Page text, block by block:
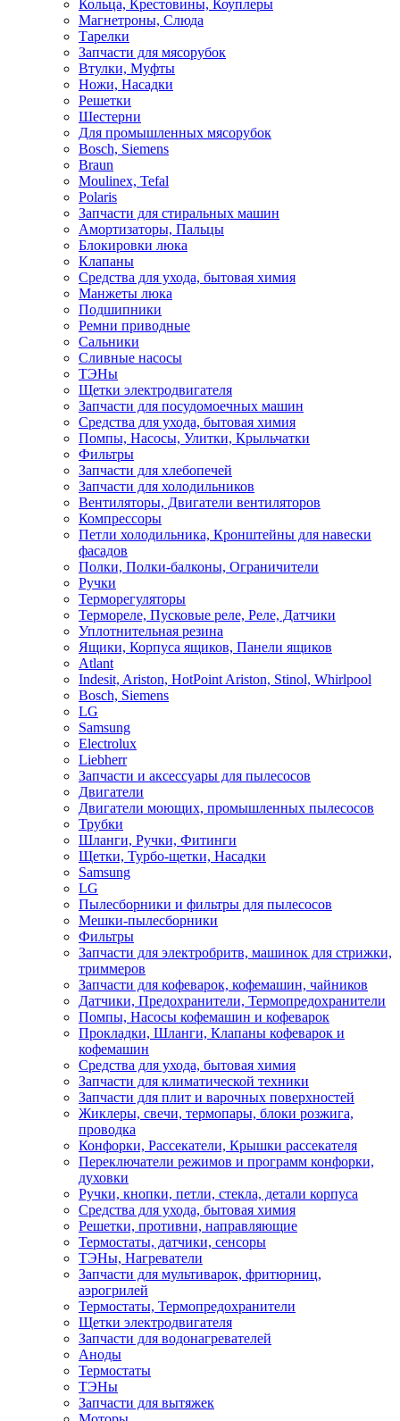
Кольца, Крестовины, Коуплеры
Магнетроны, Слюда
Тарелки
Запчасти для мясорубок
Втулки, Муфты
Ножи, Насадки
Решетки
Шестерни
Для промышленных мясорубок
Bosch, Siemens
Braun
Moulinex, Tefal
Polaris
Запчасти для стиральных машин
Амортизаторы, Пальцы
Блокировки люка
Клапаны
Средства для ухода, бытовая химия
Манжеты люка
Подшипники
Ремни приводные
Сальники
Сливные насосы
ТЭНы
Щетки электродвигателя
Запчасти для посудомоечных машин
Средства для ухода, бытовая химия
Помпы, Насосы, Улитки, Крыльчатки
Фильтры
Запчасти для хлебопечей
Запчасти для холодильников
Вентиляторы, Двигатели вентиляторов
Компрессоры
Петли холодильника, Кронштейны для навески
фасадов
Полки, Полки-балконы, Ограничители
Ручки
Терморегуляторы
Термореле, Пусковые реле, Реле, Датчики
Уплотнительная резина
Ящики, Корпуса ящиков, Панели ящиков
Atlant
Indesit, Ariston, HotPoint Ariston, Stinol, Whirlpool
Bosch, Siemens
LG
Samsung
Electrolux
Liebherr
Запчасти и аксессуары для пылесосов
Двигатели
Двигатели моющих, промышленных пылесосов
Трубки
Шланги, Ручки, Фитинги
Щетки, Турбо-щетки, Насадки
Samsung
LG
Пылесборники и фильтры для пылесосов
Мешки-пылесборники
Фильтры
Запчасти для электробритв, машинок для стрижки,
триммеров
Запчасти для кофеварок, кофемашин, чайников
Датчики, Предохранители, Термопредохранители
Помпы, Насосы кофемашин и кофеварок
Прокладки, Шланги, Клапаны кофеварок и
кофемашин
Средства для ухода, бытовая химия
Запчасти для климатической техники
Запчасти для плит и варочных поверхностей
Жиклеры, свечи, термопары, блоки розжига,
проводка
Конфорки, Рассекатели, Крышки рассекателя
Переключатели режимов и программ конфорки,
духовки
Ручки, кнопки, петли, стекла, детали корпуса
Средства для ухода, бытовая химия
Решетки, противни, направляющие
Термостаты, датчики, сенсоры
ТЭНы, Нагреватели
Запчасти для мультиварок, фритюрниц,
аэрогрилей
Термостаты, Термопредохранители
Щетки электродвигателя
Запчасти для водонагревателей
Аноды
Термостаты
ТЭНы
Запчасти для вытяжек